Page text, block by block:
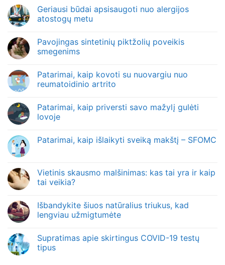
Geriausi būdai apsisaugoti nuo alergijos
atostogų metu
Pavojingas sintetinių piktžolių poveikis
smegenims
Patarimai, kaip kovoti su nuovargiu nuo
reumatoidinio artrito
Patarimai, kaip priversti savo mažylį gulėti
lovoje
Patarimai, kaip išlaikyti sveiką makštį – SFOMC
Vietinis skausmo malšinimas: kas tai yra ir kaip
tai veikia?
Išbandykite šiuos natūralius triukus, kad
lengviau užmigtumėte
Supratimas apie skirtingus COVID-19 testų
tipus